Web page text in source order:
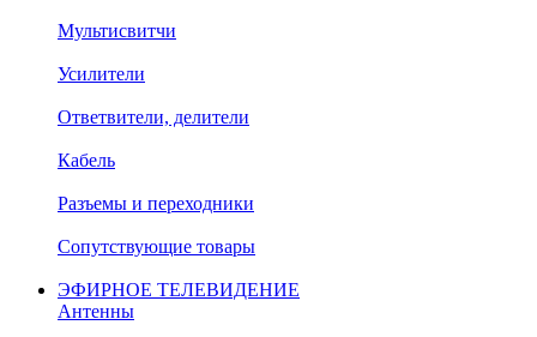
Мультисвитчи
Усилители
Ответвители, делители
Кабель
Разъемы и переходники
Сопутствующие товары
ЭФИРНОЕ ТЕЛЕВИДЕНИЕ
Антенны